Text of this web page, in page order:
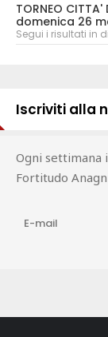
TORNEO
domenica 26
Segui i risultati in
Iscriviti alla
Ogni settimana
Fortitudo